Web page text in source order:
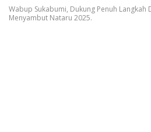
Wabup Sukabumi, Dukung Penuh Langkah
Menyambut Nataru 2025.